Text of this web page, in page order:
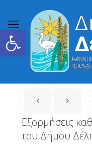
Ανοίξτε τη γραμμή εργαλείων
Εξορμήσεις
του Δήμου